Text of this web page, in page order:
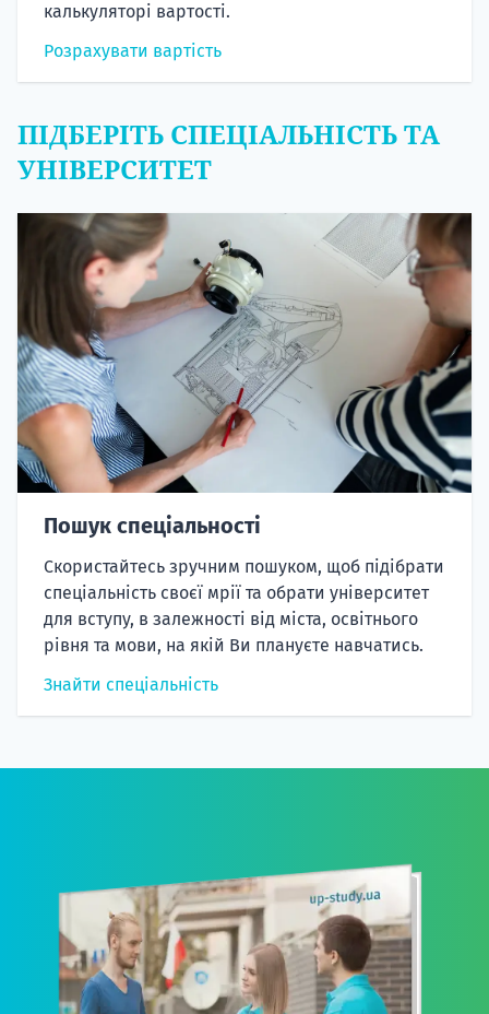
калькуляторі вартості.
Розрахувати вартість
ПІДБЕРІТЬ СПЕЦІАЛЬНІСТЬ ТА
УНІВЕРСИТЕТ
Пошук спеціальності
Скористайтесь зручним пошуком, щоб підібрати
спеціальність своєї мрії та обрати університет
для вступу, в залежності від міста, освітнього
рівня та мови, на якій Ви плануєте навчатись.
Знайти спеціальність